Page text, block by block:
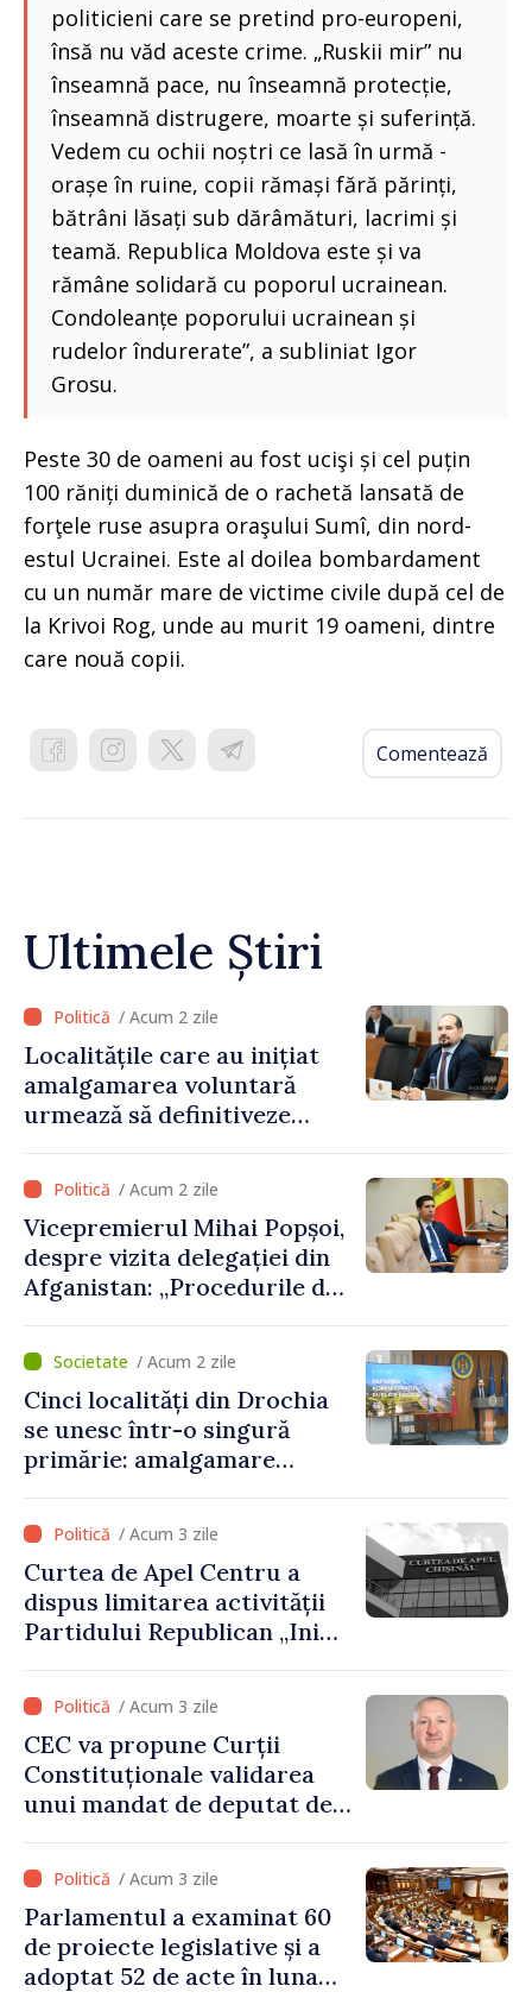
politicieni care se pretind pro-europeni,
însă nu văd aceste crime. „Ruskii mir” nu
înseamnă pace, nu înseamnă protecție,
înseamnă distrugere, moarte și suferință.
Vedem cu ochii noștri ce lasă în urmă -
orașe în ruine, copii rămași fără părinți,
bătrâni lăsați sub dărâmături, lacrimi și
teamă. Republica Moldova este și va
rămâne solidară cu poporul ucrainean.
Condoleanțe poporului ucrainean și
rudelor îndurerate”, a subliniat Igor
Grosu.
Peste 30 de oameni au fost ucişi și cel puțin
100 răniți duminică de o rachetă lansată de
forţele ruse asupra oraşului Sumî, din nord-
estul Ucrainei. Este al doilea bombardament
cu un număr mare de victime civile după cel de
la Krivoi Rog, unde au murit 19 oameni, dintre
care nouă copii.
Comentează
Ultimele Știri
/ Acum 2 zile
Localitățile care au inițiat
amalgamarea voluntară
urmează să definitiveze
parcursul lunii august
/ Acum 2 zile
Vicepremierul Mihai Popșoi,
despre vizita delegației din
Afganistan: „Procedurile de
respectate întocmai. Nu s-
au constatat încălcări ale
prevederilor legale”
/ Acum 2 zile
Cinci localități din Drochia
se unesc într-o singură
primărie: amalgamare
stimulente de peste 28 de
milioane de lei oferite de
Guvern
/ Acum 3 zile
Curtea de Apel Centru a
dispus limitarea activității
Partidului Republican „Inima
/ Acum 3 zile
CEC va propune Curții
Constituționale validarea
unui mandat de deputat de
/ Acum 3 zile
Parlamentul a examinat 60
de proiecte legislative și a
adoptat 52 de acte în luna